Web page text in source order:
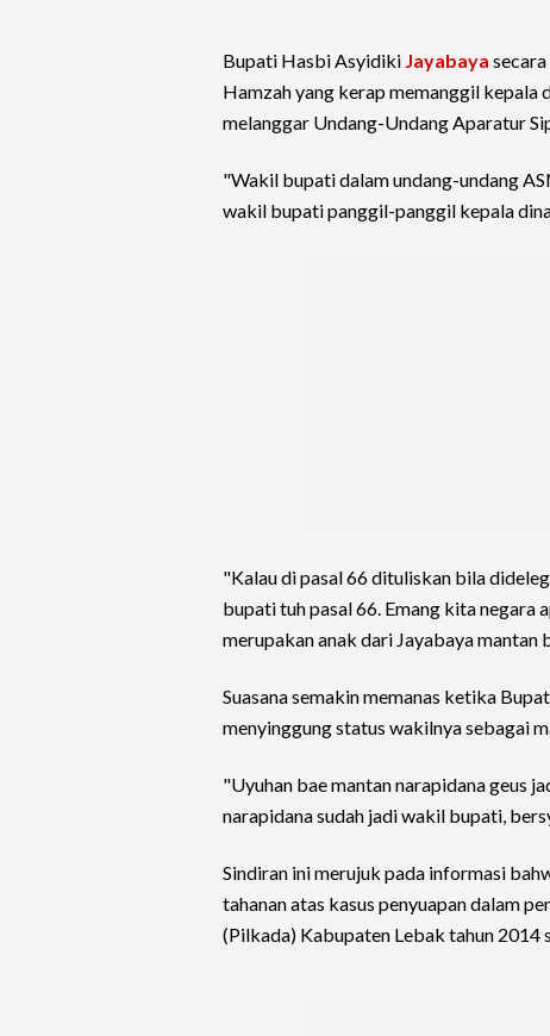
Bupati Hasbi Asyidiki Jayabaya
Hamzah yang kerap memanggil
melanggar Undang-Undang Aparatur
"Wakil bupati dalam undang-undang
wakil bupati panggil-panggil kepala
"Kalau di pasal 66 dituliskan bila
bupati tuh pasal 66. Emang kita negara
merupakan anak dari Jayabaya
Suasana semakin memanas ketika
menyinggung status wakilnya sebagai
"Uyuhan bae mantan narapidana geus
narapidana sudah jadi wakil bupati,
Sindiran ini merujuk pada informasi
tahanan atas kasus penyuapan dalam
(Pilkada) Kabupaten Lebak tahun 2014